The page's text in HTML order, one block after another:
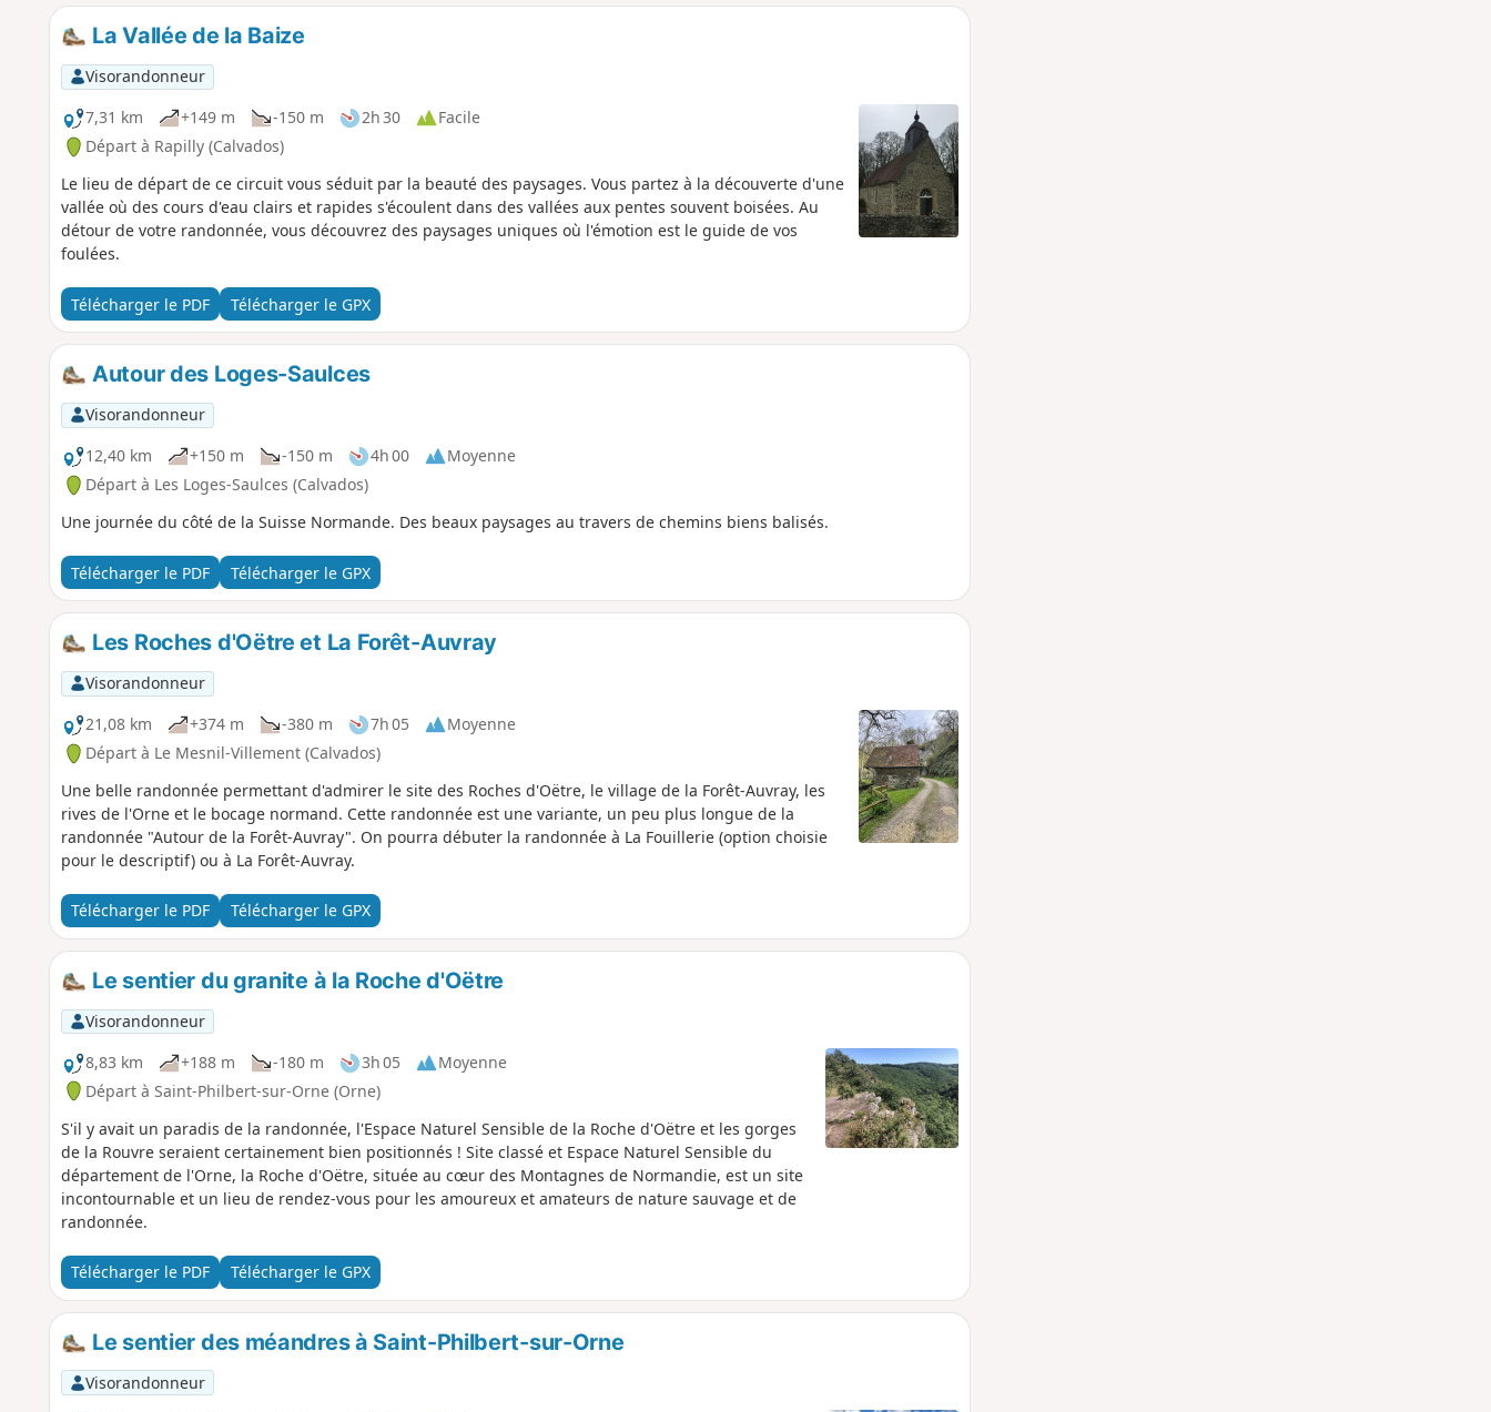
La Vallée de la Baize
Visorandonneur
7,31 km
+149 m -150 m 2h 30
Facile
Départ à Rapilly (Calvados)
Le lieu de départ de ce circuit vous séduit par la beauté des paysages. Vous partez à la découverte d'une
vallée où des cours d'eau clairs et rapides s'écoulent dans des vallées aux pentes souvent boisées. Au
détour de votre randonnée, vous découvrez des paysages uniques où l'émotion est le guide de vos
foulées.
Télécharger le PDF Télécharger le GPX
Autour des Loges-Saulces
Visorandonneur
12,40 km
+150 m -150 m 4h 00
Moyenne
Départ à Les Loges-Saulces (Calvados)
Une journée du côté de la Suisse Normande. Des beaux paysages au travers de chemins biens balisés.
Télécharger le PDF Télécharger le GPX
Les Roches d'Oëtre et La Forêt-Auvray
Visorandonneur
21,08 km
+374 m -380 m 7h 05
Moyenne
Départ à Le Mesnil-Villement (Calvados)
Une belle randonnée permettant d'admirer le site des Roches d'Oëtre, le village de la Forêt-Auvray, les
rives de l'Orne et le bocage normand. Cette randonnée est une variante, un peu plus longue de la
randonnée "Autour de la Forêt-Auvray". On pourra débuter la randonnée à La Fouillerie (option choisie
pour le descriptif) ou à La Forêt-Auvray.
Télécharger le PDF Télécharger le GPX
Le sentier du granite à la Roche d'Oëtre
Visorandonneur
8,83 km
+188 m -180 m 3h 05
Moyenne
Départ à Saint-Philbert-sur-Orne (Orne)
S'il y avait un paradis de la randonnée, l'Espace Naturel Sensible de la Roche d'Oëtre et les gorges
de la Rouvre seraient certainement bien positionnés ! Site classé et Espace Naturel Sensible du
département de l'Orne, la Roche d'Oëtre, située au cœur des Montagnes de Normandie, est un site
incontournable et un lieu de rendez-vous pour les amoureux et amateurs de nature sauvage et de
randonnée.
Télécharger le PDF Télécharger le GPX
Le sentier des méandres à Saint-Philbert-sur-Orne
Visorandonneur